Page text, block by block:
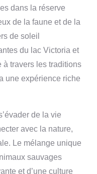
dans la réserve
de la faune et de la
de soleil
du lac Victoria et
à travers les traditions
une expérience riche
de la vie
avec la nature,
Le mélange unique
sauvages
et d’une culture